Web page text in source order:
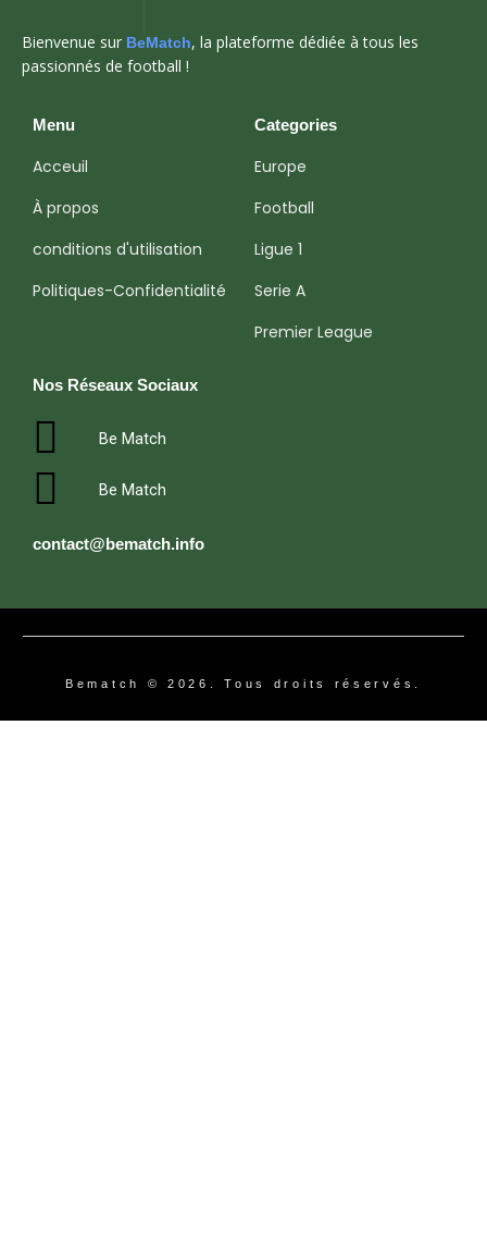
Bienvenue sur BeMatch, la plateforme dédiée à tous les
passionnés de football !
Menu
Acceuil
À propos
conditions d'utilisation
Politiques-Confidentialité
Categories
Europe
Football
Ligue 1
Serie A
Premier League
Nos Réseaux Sociaux
Be Match
Be Match
contact@bematch.info
Bematch © 2026. Tous droits réservés.